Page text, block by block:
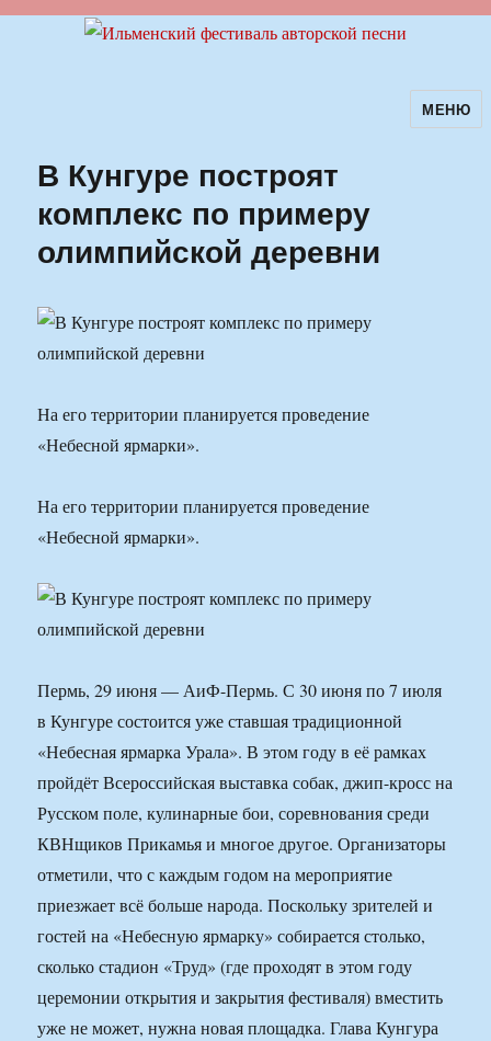
Ильменский фестиваль авторскойМЕНЮ
В Кунгуре построят
комплекс по примеру
олимпийской деревни
На его территории планируется проведение
«Небесной ярмарки».
На его территории планируется проведение
«Небесной ярмарки».
Пермь, 29 июня — АиФ-Пермь. С 30 июня по 7 июля
в Кунгуре состоится уже ставшая традиционной
«Небесная ярмарка Урала». В этом году в её рамках
пройдёт Всероссийская выставка собак, джип-кросс на
Русском поле, кулинарные бои, соревнования среди
КВНщиков Прикамья и многое другое. Организаторы
отметили, что с каждым годом на мероприятие
приезжает всё больше народа. Поскольку зрителей и
гостей на «Небесную ярмарку» собирается столько,
сколько стадион «Труд» (где проходят в этом году
церемонии открытия и закрытия фестиваля) вместить
уже не может, нужна новая площадка. Глава Кунгура